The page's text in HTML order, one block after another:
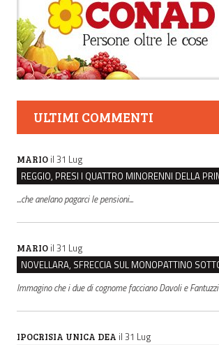
ULTIMI COMMENTI
MARIO il 31 Lug
...che anelano pagarci le pensioni...
MARIO il 31 Lug
Immagino che i due di cognome facciano Davoli e Fantuzzi
IPOCRISIA UNICA DEA il 31 Lug